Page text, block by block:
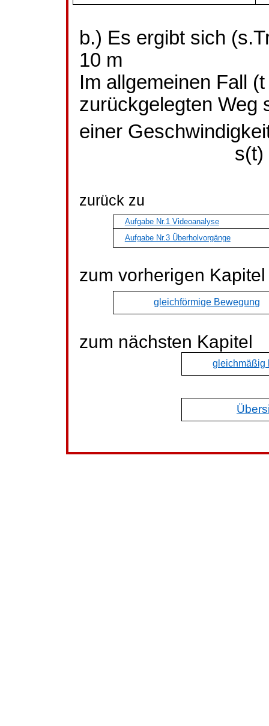
b.) Es ergibt sich (
10 m
Im allgemeinen Fall
zurückgelegten Weg
einer
s(t)
zurück zu
Aufgabe Nr.1 Videoanalyse
Aufgabe Nr.3 Überholvorgänge
zum vorherigen Kapitel
gleichförmige Bewegung
zum nächsten Kapitel
gleichmäßig